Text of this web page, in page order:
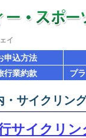
イ
申込方法
行業約款 プ
・サイクリン
サイクリ